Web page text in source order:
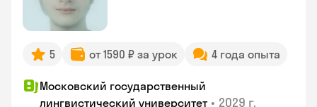
5 от 1590 ₽ за урок 4 года опыта
Московский государственный
лингвистический университет • 2029 г.